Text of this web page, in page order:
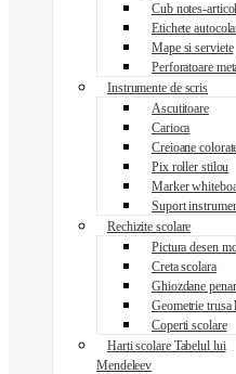
Cub notes-
Etichete
Mape si serviete
Perforatoare
Instrumente de scris
Ascutitoare
Carioca
Creioane
Pix roller stilou
Marker
Suport
Rechizite scolare
Pictura desen
Creta scolara
Ghiozdane
Geometrie trusa
Coperti scolare
Harti scolare Tabelul lui
Mendeleev